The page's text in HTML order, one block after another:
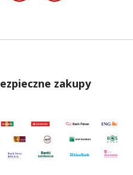
zakupy